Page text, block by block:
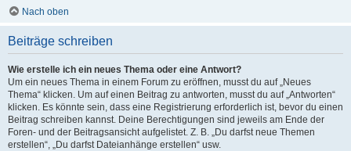
Nach oben
Beiträge schreiben
Wie erstelle ich ein neues Thema oder eine Antwort?
Um ein neues Thema in einem Forum zu eröffnen, musst du auf „Neues
Thema“ klicken. Um auf einen Beitrag zu antworten, musst du auf „Antworten“
klicken. Es könnte sein, dass eine Registrierung erforderlich ist, bevor du einen
Beitrag schreiben kannst. Deine Berechtigungen sind jeweils am Ende der
Foren- und der Beitragsansicht aufgelistet. Z. B. „Du darfst neue Themen
erstellen“, „Du darfst Dateianhänge erstellen“ usw.